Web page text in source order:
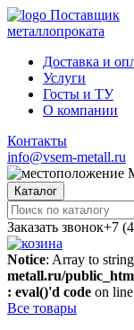
Поставщик
металлопроката
Доставка и
Услуги
Госты и ТУ
О компании
Контакты
info@vsem-metall.ru
Каталог
Заказать звонок+7
Notice: Array to
metall.ru/
: eval()'d code on line
Все товары